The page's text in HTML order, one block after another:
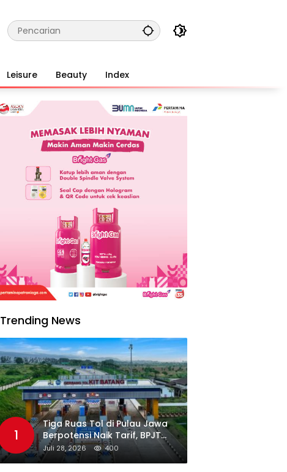
Leisure Beauty Index
Trending News
1
Tiga Ruas Tol di Pulau Jawa
Berpotensi Naik Tarif, BPJT
Tunggu Hasil Evaluasi
Standar Pelayanan
Juli 28, 2026 400